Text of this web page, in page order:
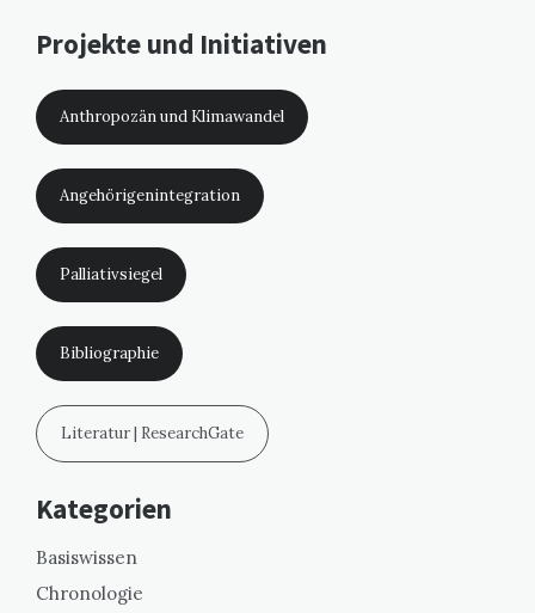
Projekte und Initiativen
Anthropozän und Klimawandel
Angehörigenintegration
Palliativsiegel
Bibliographie
Literatur | ResearchGate
Kategorien
Basiswissen
Chronologie